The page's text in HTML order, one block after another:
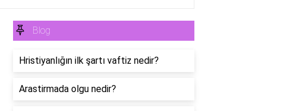
Blog
Hristiyanlığın ilk şartı vaftiz nedir?
Arastirmada olgu nedir?